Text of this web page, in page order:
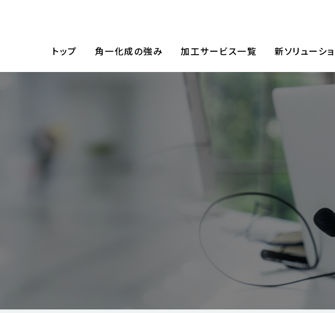
トップ 角一化成の強み 加工サービス一覧 新ソリューシ